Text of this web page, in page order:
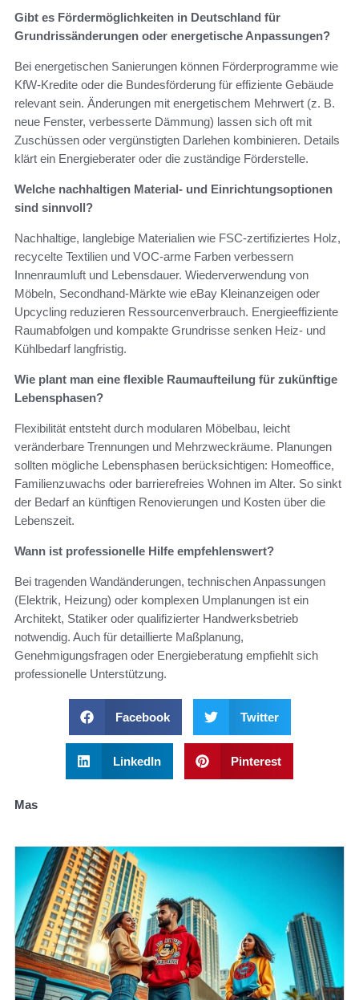
Gibt es Fördermöglichkeiten in Deutschland für
Grundrissänderungen oder energetische Anpassungen?
Bei energetischen Sanierungen können Förderprogramme wie
KfW-Kredite oder die Bundesförderung für effiziente Gebäude
relevant sein. Änderungen mit energetischem Mehrwert (z. B.
neue Fenster, verbesserte Dämmung) lassen sich oft mit
Zuschüssen oder vergünstigten Darlehen kombinieren. Details
klärt ein Energieberater oder die zuständige Förderstelle.
Welche nachhaltigen Material- und Einrichtungsoptionen
sind sinnvoll?
Nachhaltige, langlebige Materialien wie FSC‑zertifiziertes Holz,
recycelte Textilien und VOC‑arme Farben verbessern
Innenraumluft und Lebensdauer. Wiederverwendung von
Möbeln, Secondhand‑Märkte wie eBay Kleinanzeigen oder
Upcycling reduzieren Ressourcenverbrauch. Energieeffiziente
Raumabfolgen und kompakte Grundrisse senken Heiz- und
Kühlbedarf langfristig.
Wie plant man eine flexible Raumaufteilung für zukünftige
Lebensphasen?
Flexibilität entsteht durch modularen Möbelbau, leicht
veränderbare Trennungen und Mehrzweckräume. Planungen
sollten mögliche Lebensphasen berücksichtigen: Homeoffice,
Familienzuwachs oder barrierefreies Wohnen im Alter. So sinkt
der Bedarf an künftigen Renovierungen und Kosten über die
Lebenszeit.
Wann ist professionelle Hilfe empfehlenswert?
Bei tragenden Wandänderungen, technischen Anpassungen
(Elektrik, Heizung) oder komplexen Umplanungen ist ein
Architekt, Statiker oder qualifizierter Handwerksbetrieb
notwendig. Auch für detaillierte Maßplanung,
Genehmigungsfragen oder Energieberatung empfiehlt sich
professionelle Unterstützung.
Facebook Twitter
LinkedIn Pinterest
Mas